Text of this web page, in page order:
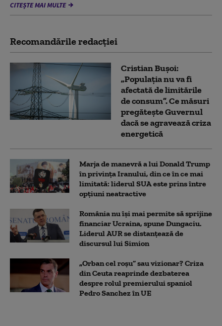
CITEȘTE MAI MULTE
Recomandările redacţiei
Cristian Bușoi:
„Populația nu va fi
afectată de limitările
de consum”. Ce măsuri
pregătește Guvernul
dacă se agravează criza
energetică
Marja de manevră a lui Donald Trump
în privința Iranului, din ce în ce mai
limitată: liderul SUA este prins între
opțiuni neatractive
România nu își mai permite să sprijine
financiar Ucraina, spune Dungaciu.
Liderul AUR se distanțează de
discursul lui Simion
„Orban cel roșu” sau vizionar? Criza
din Ceuta reaprinde dezbaterea
despre rolul premierului spaniol
Pedro Sanchez în UE